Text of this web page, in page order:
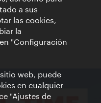
a sus
las cookies,
la
"Configuración
web, puede
en cualquier
"Ajustes de